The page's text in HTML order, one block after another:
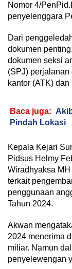
Nomor 4/
penyelenggara
Dari
dokumen
dokumen seksi
(SPJ)
kantor (ATK) dan
Baca juga:
Pindah Lokasi
Kepala Kejari
Pidsus Helmy
Wiradhyaksa
terkait
penggunaan
Tahun 2024.
Akwan
2024 menerima
miliar. Namun
penyelewengan